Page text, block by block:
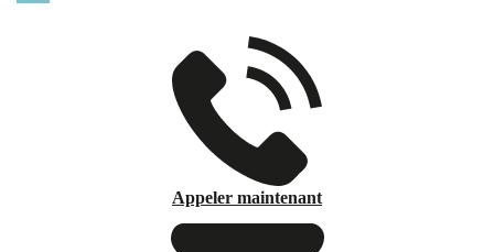
Appeler maintenant